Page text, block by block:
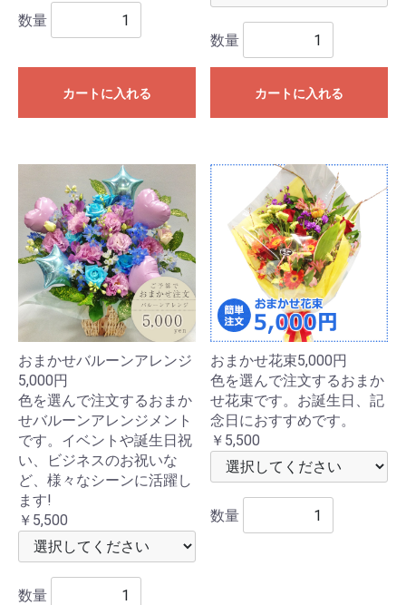
数量
カートに入れる
数量
カートに入れる
おまかせバルーンアレンジ
5,000円
色を選んで注文するおまか
せバルーンアレンジメント
です。イベントや誕生日祝
い、ビジネスのお祝いな
ど、様々なシーンに活躍し
ます!
￥5,500
数量
おまかせ花束5,000円
色を選んで注文するおまか
せ花束です。お誕生日、記
念日におすすめです。
￥5,500
数量